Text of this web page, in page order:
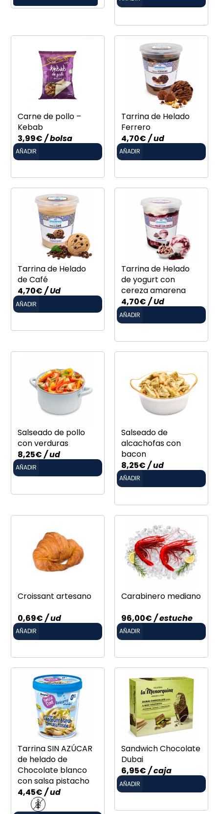
Carne de pollo –
Kebab
3,99€ / bolsa
AÑADIR
Tarrina de Helado
Ferrero
4,70€ / ud
AÑADIR
Tarrina de Helado
de Café
4,70€/ Ud
AÑADIR
Tarrina de Helado
de yogurt con
cereza amarena
4,70€/ Ud
AÑADIR
Salseado de pollo
con verduras
8,25€/ ud
AÑADIR
Salseado de
alcachofas con
bacon
8,25€/ ud
AÑADIR
Croissant artesano
0,69€ / ud
AÑADIR
Carabinero mediano
96,00€ / estuche
AÑADIR
Tarrina SIN AZÚCAR
de helado de
Chocolate blanco
con salsa pistacho
4,45€/ ud
Sandwich Chocolate
Dubai
6,95€/ caja
AÑADIR